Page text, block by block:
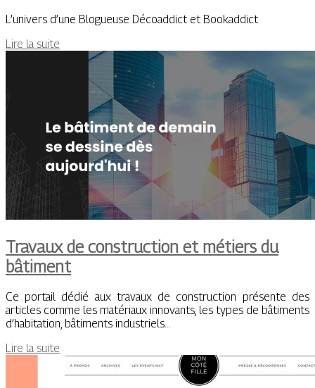
L’univers d’une Blogueuse Décoaddict et Bookaddict
Lire la suite
Travaux de construction et métiers du
bâtiment
Ce portail dédié aux travaux de construction présente des
articles comme les matériaux innovants, les types de bâtiments
d’habitation, bâtiments industriels…
Lire la suite